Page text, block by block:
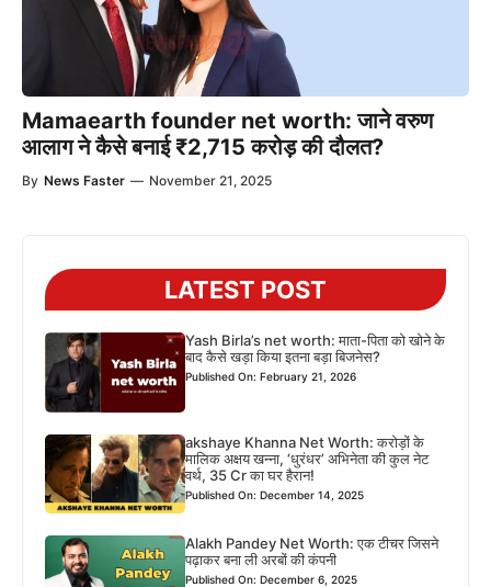
Mamaearth founder net worth: जाने वरुण
आलाग ने कैसे बनाई ₹2,715 करोड़ की दौलत?
By News Faster — November 21, 2025
LATEST POST
Yash Birla’s net worth: माता-पिता को खोने के
बाद कैसे खड़ा किया इतना बड़ा बिजनेस?
Published On: February 21, 2026
akshaye Khanna Net Worth: करोड़ों के
मालिक अक्षय खन्ना, ‘धुरंधर’ अभिनेता की कुल नेट
वर्थ, 35 Cr का घर हैरान!
Published On: December 14, 2025
Alakh Pandey Net Worth: एक टीचर जिसने
पढ़ाकर बना ली अरबों की कंपनी
Published On: December 6, 2025